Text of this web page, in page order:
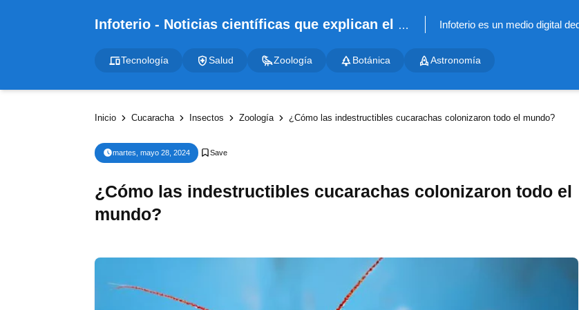
Infoterio - Noticias científicas que explican el mundo
Tecnología Salud Zoología Botánica Astronomía
Inicio Cucaracha Insectos Zoología ¿Cómo las indestructibles cucarachas colonizaron todo el mundo?
martes, mayo 28, 2024
¿Cómo las indestructibles cucarachas colonizaron todo el
mundo?